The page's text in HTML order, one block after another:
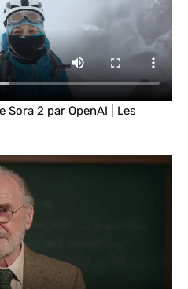
Sora 2 par OpenAI | Les